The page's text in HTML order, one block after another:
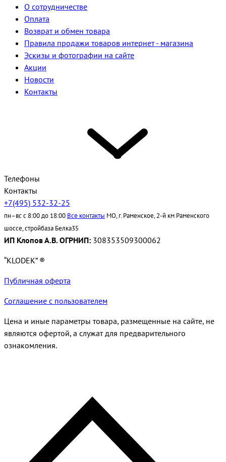
О сотрудничестве
Оплата
Возврат и обмен товара
Правила продажи товаров интернет - магазина
Эскизы и фотографии на сайте
Акции
Новости
Контакты
Телефоны
Контакты
+7(495) 532-32-25
пн–вс с 8:00 до 18:00 Все контакты МО, г. Раменское, 2-й км Раменского
шоссе, стройбаза Белка35
ИП Клопов А.В. ОГРНИП: 308353509300062
“KLODEK” ®
Публичная оферта
Соглашение с пользователем
Цена и иные параметры товара, размещенные на сайте, не
являются офертой, а служат для предварительного
ознакомления.